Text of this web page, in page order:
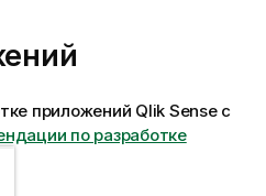
приложений Qlik Senseс
по разработке